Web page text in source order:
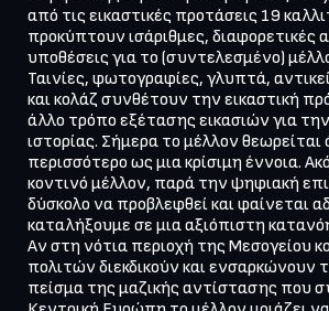
από τις εικαστικές προτάσεις 19
προκύπτουν ισάριθμες, διαφορετικές
υποθέσεις για το (συντελεσμένο)
Ταινίες, φωτογραφίες, γλυπτά,
και κολάζ συνθέτουν την εικαστική
άλλο τρόπο εξέτασης εικασιών για
ιστορίας. Σήμερα το μέλλον θεωρείται
περισσότερο ως μια κρίσιμη έννοια.
κοντινό μέλλον, παρά την ψηφιακή
δύσκολο να προβλεφθεί και φαίνεται
καταλήξουμε σε μια αξιόπιστη
Αν στη νότια περιοχή της Μεσογείου
πολιτών διεκδικούν και ενσαρκώνουν
πείσμα της μαζικής αντίστασης που